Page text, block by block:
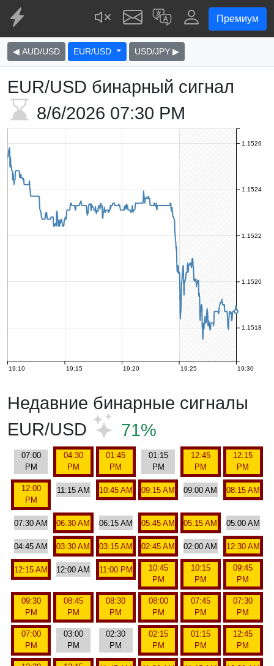
Премиум
◀ AUD/USD EUR/USD USD/JPY ▶
EUR/USD бинарный сигнал
8/6/2026 07:30 PM
19:10 19:15 19:20 19:25 19:30
1.1518
1.1520
1.1522
1.1524
1.1526
Недавние бинарные сигналы
EUR/USD
71%
07:00
PM
04:30
PM
01:45
PM
01:15
PM
12:45
PM
12:15
PM
12:00
PM
11:15 AM 10:45 AM 09:15 AM 09:00 AM 08:15 AM
07:30 AM 06:30 AM 06:15 AM 05:45 AM 05:15 AM 05:00 AM
04:45 AM 03:30 AM 03:15 AM 02:45 AM 02:00 AM 12:30 AM
12:15 AM 12:00 AM 11:00 PM
10:45
PM
10:15
PM
09:45
PM
09:30
PM
08:45
PM
08:30
PM
08:00
PM
07:45
PM
07:30
PM
07:00
PM
03:00
PM
02:30
PM
02:15
PM
01:15
PM
12:45
PM